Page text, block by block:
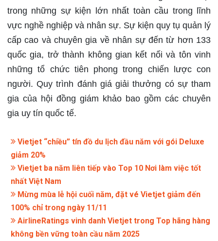
trong những sự kiện lớn nhất toàn cầu trong lĩnh
vực nghề nghiệp và nhân sự. Sự kiện quy tụ quản lý
cấp cao và chuyên gia về nhân sự đến từ hơn 133
quốc gia, trở thành không gian kết nối và tôn vinh
những tổ chức tiên phong trong chiến lược con
người. Quy trình đánh giá giải thưởng có sự tham
gia của hội đồng giám khảo bao gồm các chuyên
gia uy tín quốc tế.
Vietjet “chiều” tín đồ du lịch đầu năm với gói Deluxe
giảm 20%
Vietjet ba năm liên tiếp vào Top 10 Nơi làm việc tốt
nhất Việt Nam
Mừng mùa lễ hội cuối năm, đặt vé Vietjet giảm đến
100% chỉ trong ngày 11/11
AirlineRatings vinh danh Vietjet trong Top hãng hàng
không bền vững toàn cầu năm 2025